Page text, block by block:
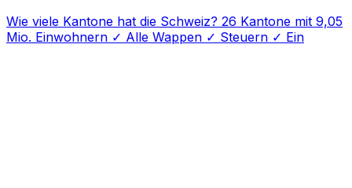
Wie viele Kantone hat die Schweiz? 26 Kantone mit 9,05
Mio. Einwohnern ✓ Alle Wappen ✓ Steuern ✓ Ein